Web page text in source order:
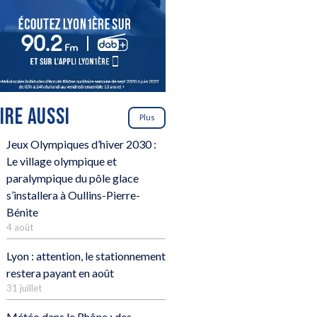
AUSSI Plus
Jeux Olympiques d’hiver 2030 :
Le village olympique et
paralympique du pôle glace
s’installera à Oullins-Pierre-
Bénite
4 août
Lyon : attention, le stationnement
restera payant en août
31 juillet